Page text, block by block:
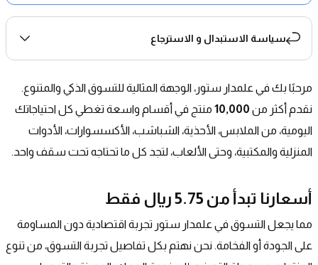
سياسة الاستبدال و الاسترجاع
نقدم أكثر من 10,000
المنزلية والمكتبية، وحتى الألعاب، لتجد كل ما تحتاجه تحت سقف واحد.
أسعارنا تبدأ من 5.75 ريال فقط